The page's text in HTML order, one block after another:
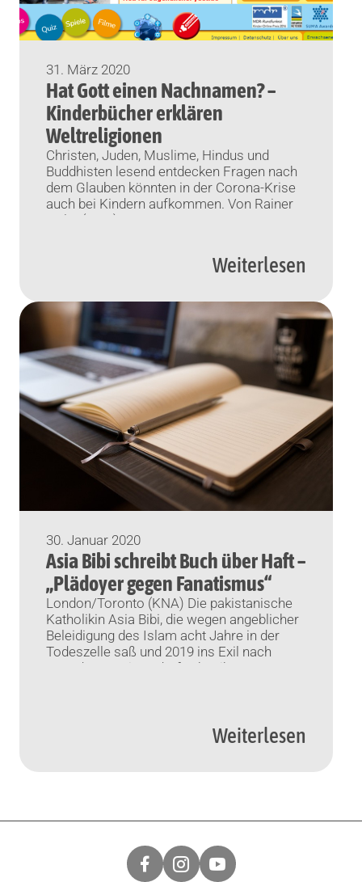
31. März 2020
Hat Gott einen Nachnamen? –
Kinderbücher erklären
Weltreligionen
Christen, Juden, Muslime, Hindus und
Buddhisten lesend entdecken Fragen nach
dem Glauben könnten in der Corona-Krise
auch bei Kindern aufkommen. Von Rainer
Nolte (KNA).
Weiterlesen
30. Januar 2020
Asia Bibi schreibt Buch über Haft –
„Plädoyer gegen Fanatismus“
London/Toronto (KNA) Die pakistanische
Katholikin Asia Bibi, die wegen angeblicher
Beleidigung des Islam acht Jahre in der
Todeszelle saß und 2019 ins Exil nach
Kanada ausreisen durfte, hat ihre
Weiterlesen